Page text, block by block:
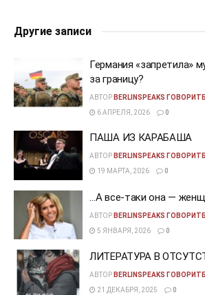
Другие записи
Германия «запретила»
за границу?
АВТОР BERLINSPEAKS
6 АПРЕЛЯ, 2026
0
ПАША ИЗ КАРАБАША
АВТОР BERLINSPEAKS
19 МАРТА, 2026
0
…А все-таки она —
АВТОР BERLINSPEAKS
5 ЯНВАРЯ, 2026
0
ЛИТЕРАТУРА В
АВТОР BERLINSPEAKS
21 ДЕКАБРЯ, 2025
0